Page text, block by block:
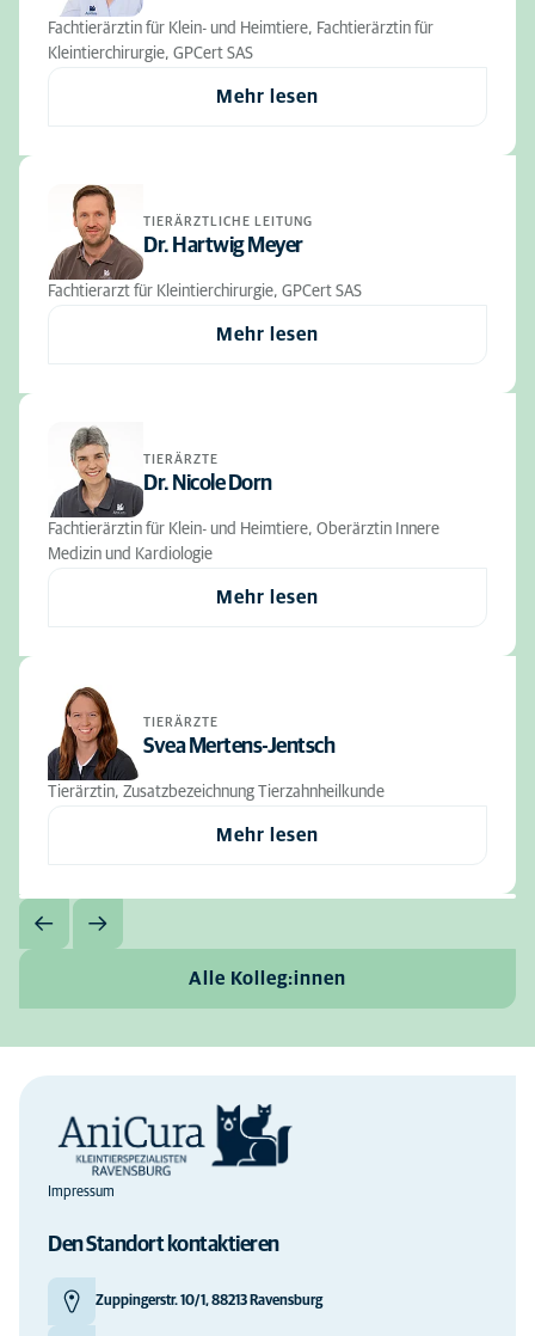
Fachtierärztin für Klein- und Heimtiere, Fachtierärztin für
Kleintierchirurgie, GPCert SAS
Mehr lesen
TIERÄRZTLICHE LEITUNG
Dr. Hartwig Meyer
Fachtierarzt für Kleintierchirurgie, GPCert SAS
Mehr lesen
TIERÄRZTE
Dr. Nicole Dorn
Fachtierärztin für Klein- und Heimtiere, Oberärztin Innere
Medizin und Kardiologie
Mehr lesen
TIERÄRZTE
Svea Mertens-Jentsch
Tierärztin, Zusatzbezeichnung Tierzahnheilkunde
Mehr lesen
Alle Kolleg:innen
Impressum
Den Standort kontaktieren
Zuppingerstr. 10/1, 88213 Ravensburg